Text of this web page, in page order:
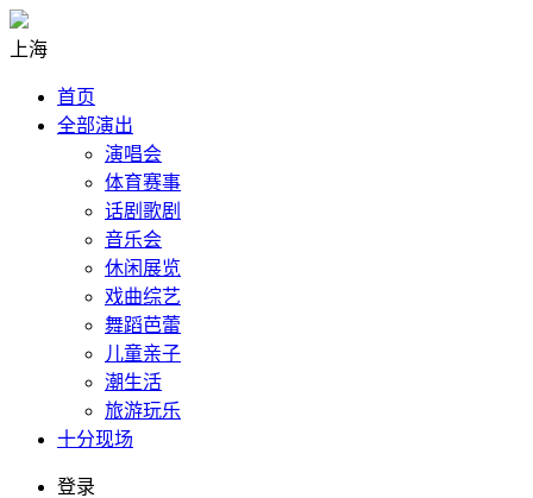
上海
首页
全部演出
演唱会
体育赛事
话剧歌剧
音乐会
休闲展览
戏曲综艺
舞蹈芭蕾
儿童亲子
潮生活
旅游玩乐
十分现场
登录